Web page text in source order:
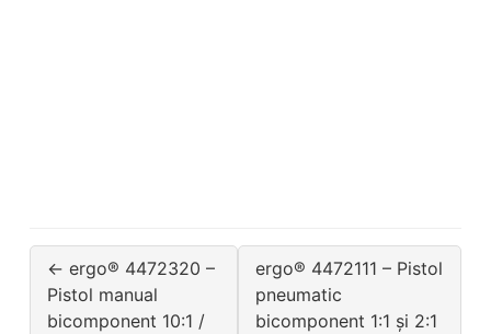
← ergo® 4472320 –
Pistol manual
bicomponent 10:1 /
ergo® 4472111 – Pistol
pneumatic
bicomponent 1:1 și 2:1